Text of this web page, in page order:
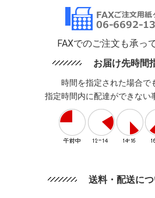
FAXでのご注文も承っ
お届け先時間
時間を指定された場合で
指定時間内に配達ができない
送料・配送に